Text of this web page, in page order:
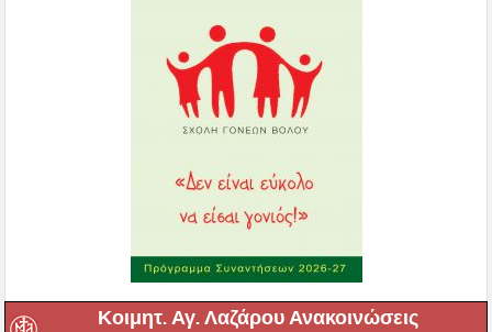
Κοιμητ. Αγ. Λαζάρου Ανακοινώσεις